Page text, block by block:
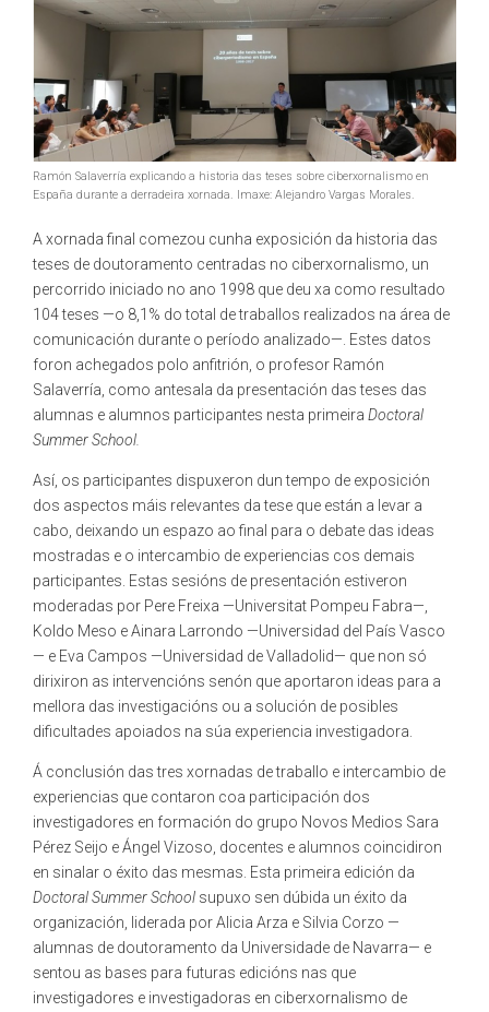
Ramón Salaverría explicando a historia das teses sobre ciberxornalismo en
España durante a derradeira xornada. Imaxe: Alejandro Vargas Morales.
A xornada final comezou cunha exposición da historia das
teses de doutoramento centradas no ciberxornalismo, un
percorrido iniciado no ano 1998 que deu xa como resultado
104 teses —o 8,1% do total de traballos realizados na área de
comunicación durante o período analizado—. Estes datos
foron achegados polo anfitrión, o profesor Ramón
Salaverría, como antesala da presentación das teses das
alumnas e alumnos participantes nesta primeira Doctoral
Summer School.
Así, os participantes dispuxeron dun tempo de exposición
dos aspectos máis relevantes da tese que están a levar a
cabo, deixando un espazo ao final para o debate das ideas
mostradas e o intercambio de experiencias cos demais
participantes. Estas sesións de presentación estiveron
moderadas por Pere Freixa —Universitat Pompeu Fabra—,
Koldo Meso e Ainara Larrondo —Universidad del País Vasco
— e Eva Campos —Universidad de Valladolid— que non só
dirixiron as intervencións senón que aportaron ideas para a
mellora das investigacións ou a solución de posibles
dificultades apoiados na súa experiencia investigadora.
Á conclusión das tres xornadas de traballo e intercambio de
experiencias que contaron coa participación dos
investigadores en formación do grupo Novos Medios Sara
Pérez Seijo e Ángel Vizoso, docentes e alumnos coincidiron
en sinalar o éxito das mesmas. Esta primeira edición da
Doctoral Summer School supuxo sen dúbida un éxito da
organización, liderada por Alicia Arza e Silvia Corzo —
alumnas de doutoramento da Universidade de Navarra— e
sentou as bases para futuras edicións nas que
investigadores e investigadoras en ciberxornalismo de